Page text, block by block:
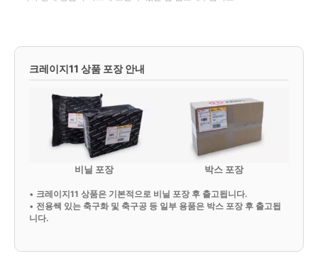
크레이지11 상품 포장 안내
비닐 포장 박스 포장
• 크레이지11 상품은 기본적으로 비닐 포장 후 출고됩니다.
• 전용쌕 있는 축구화 및 축구공 등 일부 용품은 박스 포장 후 출고됩
니다.